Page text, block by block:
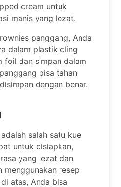
cream untuk
manis yang lezat.
panggang, Anda
dalam plastik cling
foil dan simpan dalam
bisa tahan
dengan benar.
salah satu kue
untuk disiapkan,
yang lezat dan
menggunakan resep
atas, Anda bisa